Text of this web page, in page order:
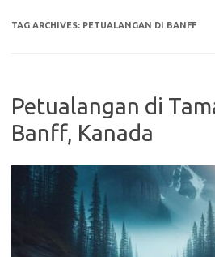
TAG ARCHIVES: PETUALANGAN DI BANFF
Petualangan di
Banff, Kanada